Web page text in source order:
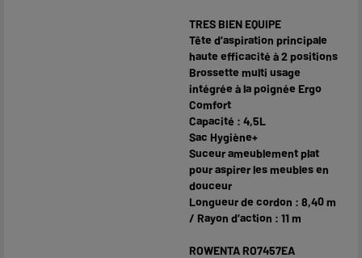
TRES BIEN EQUIPE
Tête d’aspiration principale
haute efficacité à 2 positions
Brossette multi usage
intégrée à la poignée Ergo
Comfort
Capacité : 4,5L
Sac Hygiène+
Suceur ameublement plat
pour aspirer les meubles en
douceur
Longueur de cordon : 8,40 m
/ Rayon d’action : 11 m
ROWENTA RO7457EA